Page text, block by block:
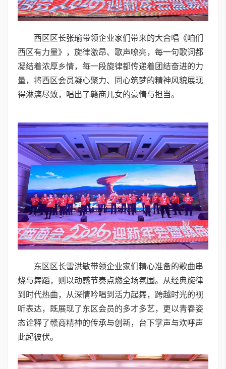
西区区长张瑜带领企业家们带来的大合唱《咱们
西区有力量》，旋律激昂、歌声嘹亮，每一句歌词都
凝结着浓厚乡情，每一段旋律都传递着团结奋进的力
量，将西区会员凝心聚力、同心筑梦的精神风貌展现
得淋漓尽致，唱出了赣商儿女的豪情与担当。
东区区长雷洪敏带领企业家们精心准备的歌曲串
烧与舞蹈，则以动感节奏点燃全场氛围。从经典旋律
到时代热曲，从深情吟唱到活力起舞，跨越时光的视
听表达，既展现了东区会员的多才多艺，更以青春姿
态诠释了赣商精神的传承与创新，台下掌声与欢呼声
此起彼伏。